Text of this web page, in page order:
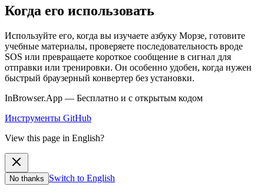
Когда его использовать
Используйте его, когда вы изучаете азбуку Морзе, готовите
учебные материалы, проверяете последовательность вроде
SOS или превращаете короткое сообщение в сигнал для
отправки или тренировки. Он особенно удобен, когда нужен
быстрый браузерный конвертер без установки.
InBrowser.App — Бесплатно и с открытым кодом
Инструменты GitHub
View this page in English?
No thanks Switch to English